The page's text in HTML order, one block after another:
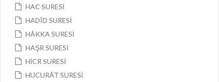
HAC SURESİ
HADÎD SURESİ
HÂKKA SURESİ
HAŞR SURESİ
HİCR SURESİ
HUCURÂT SURESİ